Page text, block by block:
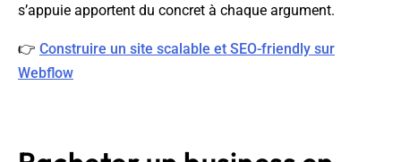
s’appuie apportent du concret à chaque argument.
👉 Construire un site scalable et SEO-friendly sur
Webflow